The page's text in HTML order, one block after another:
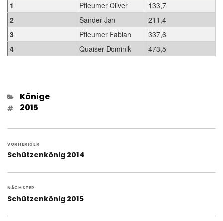
1
Pfleumer Oliver
133,7
2
Sander Jan
211,4
3
Pfleumer Fabian
337,6
4
Quaiser Dominik 473,5
Kategorien
Könige
Schlagwörter
2015
VORHERIGER
Vorheriger
Schützenkönig 2014
NÄCHSTER
Nächster
Schützenkönig 2015